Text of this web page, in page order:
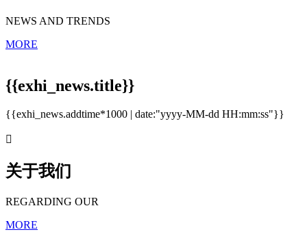
NEWS AND TRENDS
MORE
{{exhi_news.title}}
{{exhi_news.addtime*1000 | date:"yyyy-MM-dd HH:mm:ss"}}

关于我们
REGARDING OUR
MORE